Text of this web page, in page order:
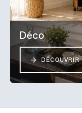
Déco
DÉCOUVRIR